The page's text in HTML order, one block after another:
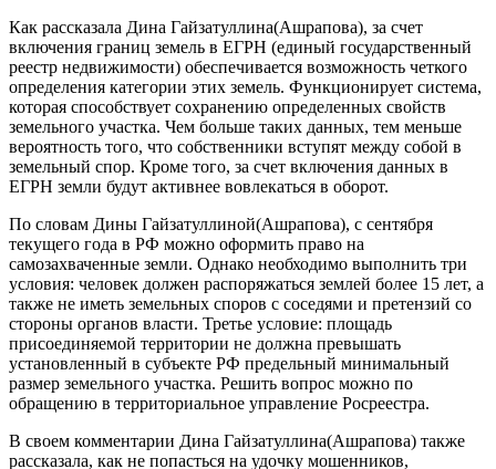
Как рассказала Дина Гайзатуллина(Ашрапова), за счет
включения границ земель в ЕГРН (единый государственный
реестр недвижимости) обеспечивается возможность четкого
определения категории этих земель. Функционирует система,
которая способствует сохранению определенных свойств
земельного участка. Чем больше таких данных, тем меньше
вероятность того, что собственники вступят между собой в
земельный спор. Кроме того, за счет включения данных в
ЕГРН земли будут активнее вовлекаться в оборот.
По словам Дины Гайзатуллиной(Ашрапова), с сентября
текущего года в РФ можно оформить право на
самозахваченные земли. Однако необходимо выполнить три
условия: человек должен распоряжаться землей более 15 лет, а
также не иметь земельных споров с соседями и претензий со
стороны органов власти. Третье условие: площадь
присоединяемой территории не должна превышать
установленный в субъекте РФ предельный минимальный
размер земельного участка. Решить вопрос можно по
обращению в территориальное управление Росреестра.
В своем комментарии Дина Гайзатуллина(Ашрапова) также
рассказала, как не попасться на удочку мошенников,